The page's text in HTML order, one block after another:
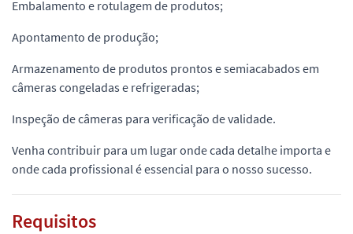
Embalamento e rotulagem de produtos;
Apontamento de produção;
Armazenamento de produtos prontos e semiacabados em
câmeras congeladas e refrigeradas;
Inspeção de câmeras para verificação de validade.
Venha contribuir para um lugar onde cada detalhe importa e
onde cada profissional é essencial para o nosso sucesso.
Requisitos